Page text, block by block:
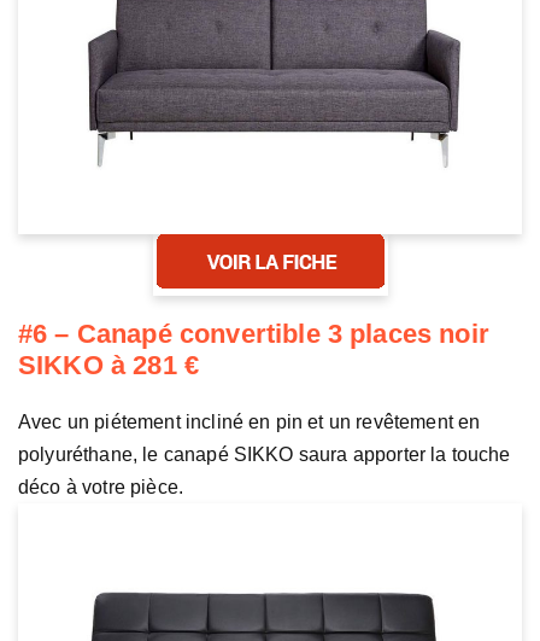
#6 – Canapé convertible 3 places noir
SIKKO à 281 €
Avec un piétement incliné en pin et un revêtement en
polyuréthane, le canapé SIKKO saura apporter la touche
déco à votre pièce.